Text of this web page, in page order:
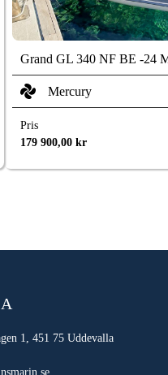
Grand GL 340 NF BE -24
Mercury
Pris
179 900,00kr
1, 451 75 Uddevalla